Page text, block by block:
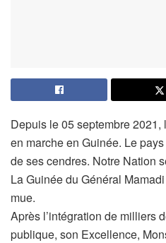
Depuis le 05 septembre 2021,
en marche en Guinée. Le
de ses cendres. Notre Nation
La Guinée du Général
mue.
Après l’intégration de milliers
publique, son Excellence,